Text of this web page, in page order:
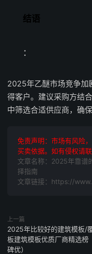
结语
：
2025年乙醚市场竞争加
得客户。建议采购方结
中筛选合适供应商，确
免责声明：市场有风险
买卖依据。如有侵权请联
文章名称：2025年靠谱
择指南
文章链接：https://
上一篇
2025年比较好的建筑模板/
板建筑模板优质厂商精选榜
碑优）